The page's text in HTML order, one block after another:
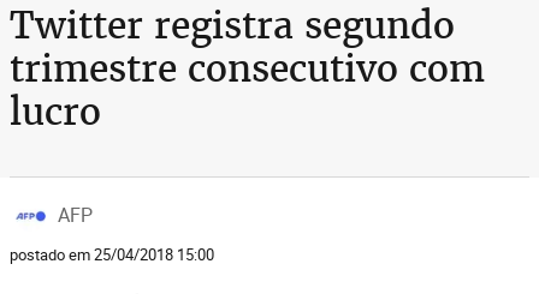
Twitter registra segundo
trimestre consecutivo com
lucro
AFP
postado em 25/04/2018 15:00